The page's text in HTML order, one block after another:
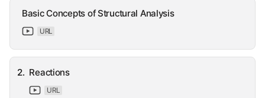
Basic Concepts of Structural Analysis
URL
2. Reactions
URL